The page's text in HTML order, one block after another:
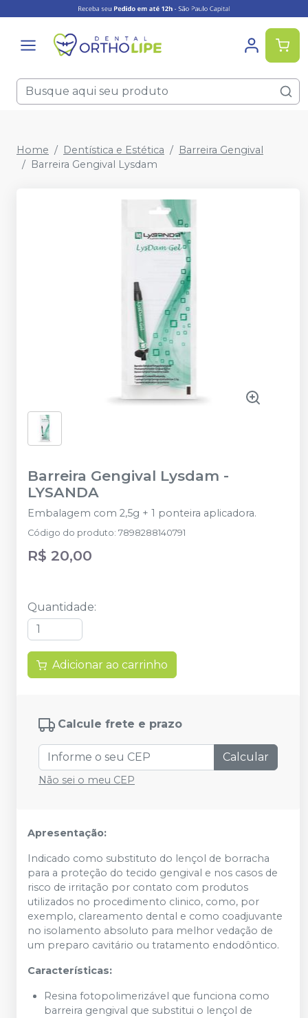
Home Dentística e Estética
Barreira Gengival
Barreira Gengival Lysdam
Barreira Gengival Lysdam -
LYSANDA
Embalagem com 2,5g + 1 ponteira aplicadora.
Código do produto: 7898288140791
R$ 20,00
Quantidade:
Adicionar ao carrinho
Calcule frete e prazo
Calcular
Não sei o meu CEP
Apresentação:
Indicado como substituto do lençol de borracha
para a proteção do tecido gengival e nos casos de
risco de irritação por contato com produtos
utilizados no procedimento clinico, como, por
exemplo, clareamento dental e como coadjuvante
no isolamento absoluto para melhor vedação de
um preparo cavitário ou tratamento endodôntico.
Características:
Resina fotopolimerizável que funciona como
barreira gengival que substitui o lençol de